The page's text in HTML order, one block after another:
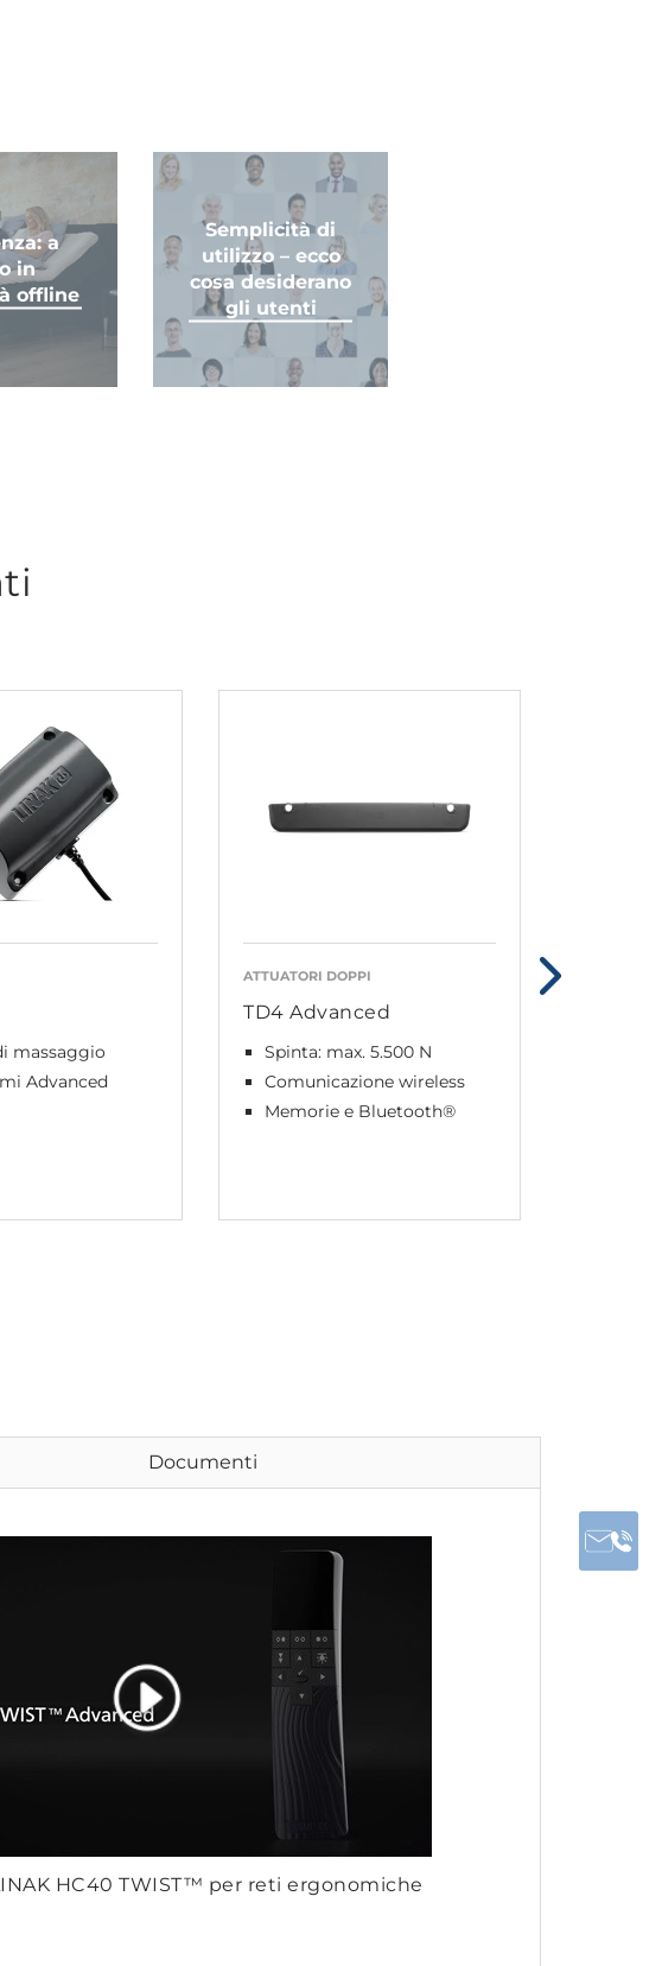
a
in
offline
Semplicità di
utilizzo – ecco
cosa desiderano
gli utenti
massaggio
Advanced
ATTUATORI DOPPI
TD4 Advanced
Spinta: max. 5.500 N
Comunicazione wireless
Memorie e Bluetooth®
Documenti
HC40 TWIST™ per reti ergonomiche